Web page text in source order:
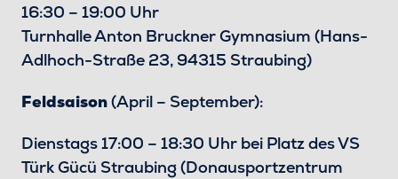
16:30 – 19:00 Uhr
Turnhalle Anton Bruckner Gymnasium (Hans-
Adlhoch-Straße 23, 94315 Straubing)
Feldsaison(April – September):
Dienstags 17:00 – 18:30 Uhr bei Platz des VS
Türk Gücü Straubing (Donausportzentrum